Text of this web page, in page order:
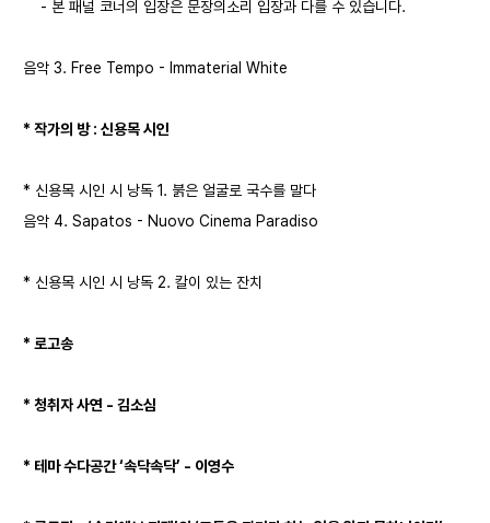
- 본 패널 코너의 입장은 문장의소리 입장과 다를 수 있습니다.
음악 3. Free Tempo - Immaterial White
* 작가의 방 : 신용목 시인
* 신용목 시인 시 낭독 1. 붉은 얼굴로 국수를 말다
음악 4. Sapatos - Nuovo Cinema Paradiso
* 신용목 시인 시 낭독 2. 칼이 있는 잔치
* 로고송
* 청취자 사연 - 김소심
* 테마 수다공간 ‘속닥속닥’ - 이영수